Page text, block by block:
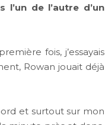
de l’autre d’un
fois, j’essayais
Rowan jouait déjà
et surtout sur mon